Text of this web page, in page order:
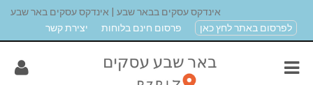
אינדקס עסקים בבאר שבע | אינדקס עסקים באר שבע
לפרסום באתר לחץ כאן
פרסום חינם בלוחות יצירת קשר